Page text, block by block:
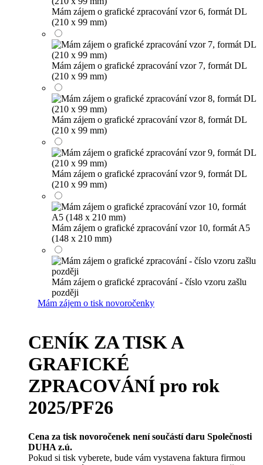
Mám zájem o grafické zpracování vzor 6, formát DL
(210 x 99 mm)
Mám zájem o grafické zpracování vzor 7, formát DL
(210 x 99 mm)
Mám zájem o grafické zpracování vzor 8, formát DL
(210 x 99 mm)
Mám zájem o grafické zpracování vzor 9, formát DL
(210 x 99 mm)
Mám zájem o grafické zpracování vzor 10, formát A5
(148 x 210 mm)
Mám zájem o grafické zpracování - číslo vzoru zašlu
později
Mám zájem o tisk novoročenky
CENÍK ZA TISK A
GRAFICKÉ
ZPRACOVÁNÍ pro rok
2025/PF26
Cena za tisk novoročenek není součástí daru Společnosti
DUHA z.ú.
Pokud si tisk vyberete, bude vám vystavena faktura firmou